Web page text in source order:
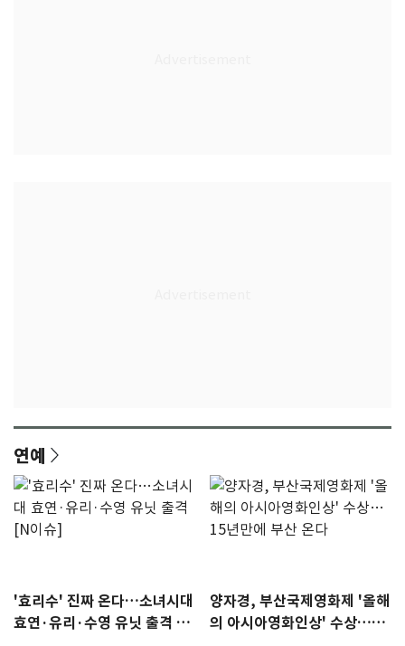
연예
'효리수' 진짜 온다…소녀시대
효연·유리·수영 유닛 출격 [N
양자경, 부산국제영화제 '올해
의 아시아영화인상' 수상…15